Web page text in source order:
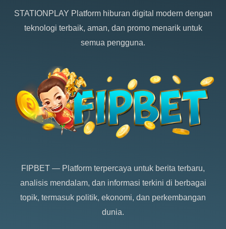
STATIONPLAY Platform hiburan digital modern dengan
teknologi terbaik, aman, dan promo menarik untuk
semua pengguna.
FIPBET — Platform terpercaya untuk berita terbaru,
analisis mendalam, dan informasi terkini di berbagai
topik, termasuk politik, ekonomi, dan perkembangan
dunia.